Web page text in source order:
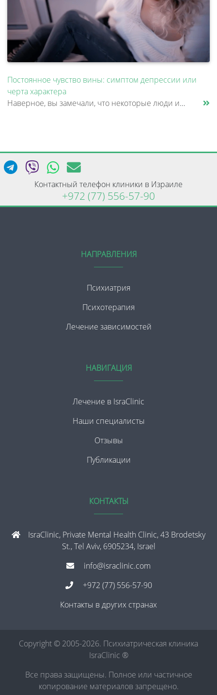
Постоянное чувство вины: симптом депрессии или
черта характера
Наверное, вы замечали, что некоторые люди извиняются даже тогда, когда объективно ни в чем не виноваты. Им неудобно попр......
Контактный телефон клиники в Израиле
+972 (77) 556-57-90
НАПРАВЛЕНИЯ
Психиатрия
Психотерапия
Лечение зависимостей
НАВИГАЦИЯ
Лечение в IsraClinic
Наши специалисты
Отзывы
Публикации
КОНТАКТЫ
IsraClinic, Private Mental Health Clinic, 43 Brodetsky
St., Tel Aviv, 6905234, Israel
info@israclinic.com
+972 (77) 556-57-90
Контакты в других странах
Copyright © 2005-2026. Психиатрическая клиника
IsraClinic ®
Все права защищены. Полное или частичное
копирование материалов запрещено.